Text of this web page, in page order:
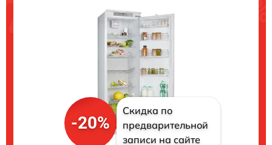
-20%
Скидка по
предварительной
записи на сайте